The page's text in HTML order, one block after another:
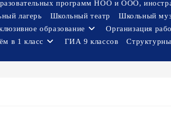
программ НОО и ООО,
лагерь Школьный театр Школьный
образование Организация
в 1 класс ГИА 9 классов